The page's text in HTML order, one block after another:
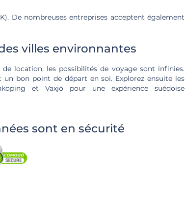
De nombreuses entreprises acceptent également
villes environnantes
location, les possibilités de voyage sont infinies.
bon point de départ en soi. Explorez ensuite les
et Växjö pour une expérience suédoise
sont en sécurité